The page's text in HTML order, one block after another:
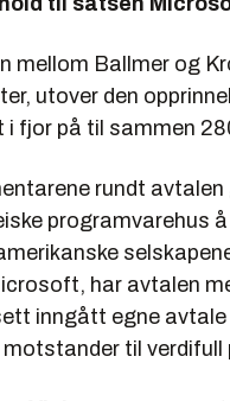
mellom Ballmer og
utover den
i fjor på til sammen
rundt
programvarehus
har avtalen
inngått egne
til verdifull